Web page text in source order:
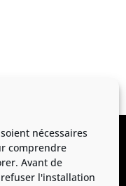
nécessaires
comprendre
Avant de
l'installation